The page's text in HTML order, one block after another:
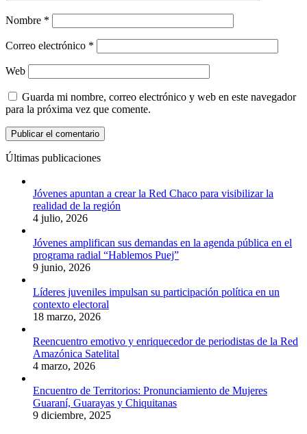
Nombre *
Correo electrónico *
Web
Guarda mi nombre, correo electrónico y web en este navegador
para la próxima vez que comente.
Últimas publicaciones
Jóvenes apuntan a crear la Red Chaco para visibilizar la
realidad de la región
4 julio, 2026
Jóvenes amplifican sus demandas en la agenda pública en el
programa radial “Hablemos Puej”
9 junio, 2026
Líderes juveniles impulsan su participación política en un
contexto electoral
18 marzo, 2026
Reencuentro emotivo y enriquecedor de periodistas de la Red
Amazónica Satelital
4 marzo, 2026
Encuentro de Territorios: Pronunciamiento de Mujeres
Guaraní, Guarayas y Chiquitanas
9 diciembre, 2025